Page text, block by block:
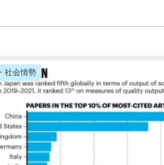
社会情勢